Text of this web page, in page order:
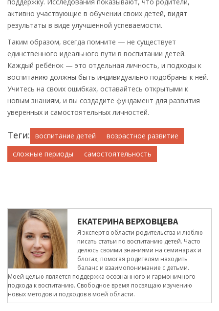
активно участвующие в обучении своих детей, видят
результаты в виде улучшенной успеваемости.
Таким образом, всегда помните — не существует
единственного идеального пути в воспитании детей.
Каждый ребёнок — это отдельная личность, и подходы к
воспитанию должны быть индивидуально подобраны к ней.
Учитесь на своих ошибках, оставайтесь открытыми к
новым знаниям, и вы создадите фундамент для развития
уверенных и самостоятельных личностей.
Теги: воспитание детей
возрастное развитие
сложные периоды
самостоятельность
ЕКАТЕРИНА ВЕРХОВЦЕВА
Я эксперт в области родительства и люблю
писать статьи по воспитанию детей. Часто
делюсь своими знаниями на семинарах и
блогах, помогая родителям находить
баланс и взаимопонимание с детьми.
Моей целью является поддержка осознанного и гармоничного
подхода к воспитанию. Свободное время посвящаю изучению
новых методов и подходов в моей области.